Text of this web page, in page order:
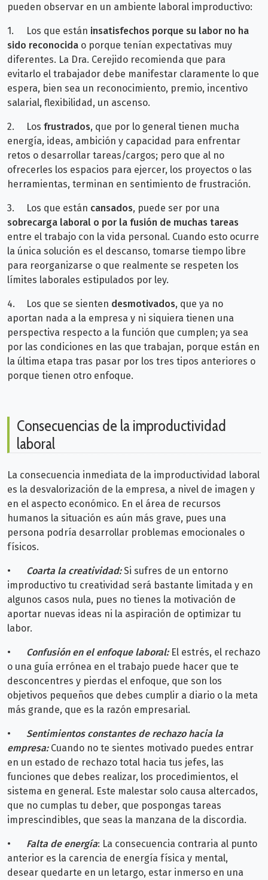
pueden observar en un ambiente laboral improductivo:
1. Los que están insatisfechos porque su labor no ha
sido reconocida o porque tenían expectativas muy
diferentes. La Dra. Cerejido recomienda que para
evitarlo el trabajador debe manifestar claramente lo que
espera, bien sea un reconocimiento, premio, incentivo
salarial, flexibilidad, un ascenso.
2. Los frustrados, que por lo general tienen mucha
energía, ideas, ambición y capacidad para enfrentar
retos o desarrollar tareas/cargos; pero que al no
ofrecerles los espacios para ejercer, los proyectos o las
herramientas, terminan en sentimiento de frustración.
3. Los que están cansados, puede ser por una
sobrecarga laboral o por la fusión de muchas tareas
entre el trabajo con la vida personal. Cuando esto ocurre
la única solución es el descanso, tomarse tiempo libre
para reorganizarse o que realmente se respeten los
límites laborales estipulados por ley.
4. Los que se sienten desmotivados, que ya no
aportan nada a la empresa y ni siquiera tienen una
perspectiva respecto a la función que cumplen; ya sea
por las condiciones en las que trabajan, porque están en
la última etapa tras pasar por los tres tipos anteriores o
porque tienen otro enfoque.
Consecuencias de la improductividad
laboral
La consecuencia inmediata de la improductividad laboral
es la desvalorización de la empresa, a nivel de imagen y
en el aspecto económico. En el área de recursos
humanos la situación es aún más grave, pues una
persona podría desarrollar problemas emocionales o
físicos.
• Coarta la creatividad:Si sufres de un entorno
improductivo tu creatividad será bastante limitada y en
algunos casos nula, pues no tienes la motivación de
aportar nuevas ideas ni la aspiración de optimizar tu
labor.
• Confusión en el enfoque laboral:El estrés, el rechazo
o una guía errónea en el trabajo puede hacer que te
desconcentres y pierdas el enfoque, que son los
objetivos pequeños que debes cumplir a diario o la meta
más grande, que es la razón empresarial.
•
Sentimientos constantes de rechazo hacia la
empresa:Cuando no te sientes motivado puedes entrar
en un estado de rechazo total hacia tus jefes, las
funciones que debes realizar, los procedimientos, el
sistema en general. Este malestar solo causa altercados,
que no cumplas tu deber, que pospongas tareas
imprescindibles, que seas la manzana de la discordia.
• Falta de energía: La consecuencia contraria al punto
anterior es la carencia de energía física y mental,
desear quedarte en un letargo, estar inmerso en una